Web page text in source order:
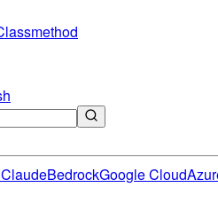
ClaudeBedrockGoogle Cloud